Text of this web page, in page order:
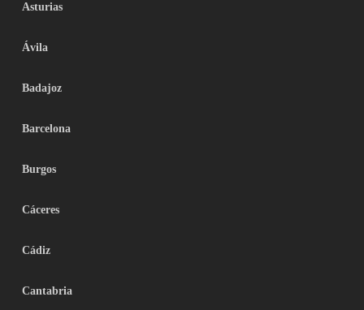
Asturias
Ávila
Badajoz
Barcelona
Burgos
Cáceres
Cádiz
Cantabria